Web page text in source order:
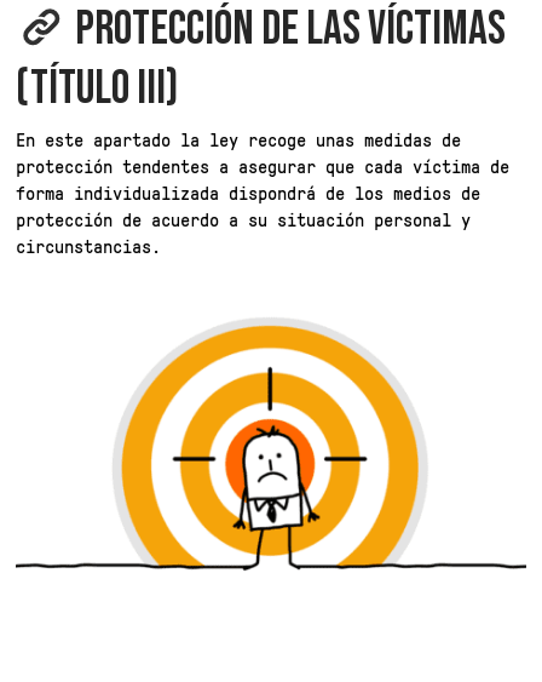
PROTECCIÓN DE LAS VÍCTIMAS
(TÍTULO III)
En este apartado la ley recoge unas medidas de
protección tendentes a asegurar que cada víctima de
forma individualizada dispondrá de los medios de
protección de acuerdo a su situación personal y
circunstancias.